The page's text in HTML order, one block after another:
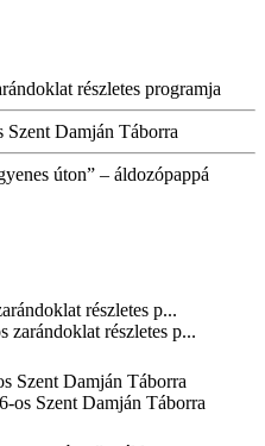
részletes programja
Damján Táborra
úton” – áldozópappá
részletes p...
Szent Damján Táborra